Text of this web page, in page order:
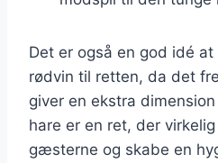
Det er også en god idé
rødvin til retten, da det
giver en ekstra
hare er en ret, der
gæsterne og skabe en